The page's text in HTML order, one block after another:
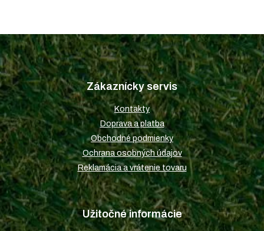
Z
á
p
ä
t
i
e
Zákaznícky servis
Kontakty
Doprava a platba
Obchodné podmienky
Ochrana osobných údajov
Reklamácia a vrátenie tovaru
Užitočné informácie